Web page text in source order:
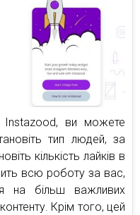
Instazood, ви можете
тип людей, за
кількість лайків в
всю роботу за вас,
на більш важливих
Крім того, цей